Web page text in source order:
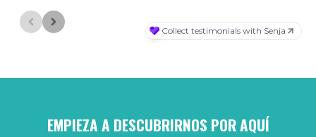
EMPIEZA A DESCUBRIRNOS POR AQUÍ